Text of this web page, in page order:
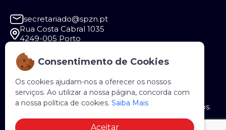
Consentimento de Cookies
Os cookies ajudam-nos a oferecer os nossos
serviços. Ao utilizar a nossa página, concorda com
a nossa política de cookies. Saiba Mais
Aceitar
secretariado@spzn.pt
Rua Costa Cabral 1035
4249-005 Porto
Segunda a Sexta - 9:30 às 12:30 e das 14:00 às
18:00
Copyright © 2026 SPZN. Todos os direitos reservados.